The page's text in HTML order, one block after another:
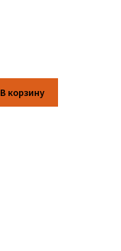
В корзину